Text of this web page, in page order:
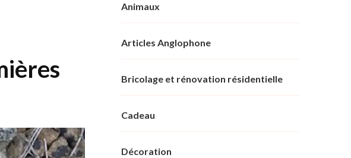
Animaux
Articles Anglophone
Bricolage et rénovation résidentielle
Cadeau
Décoration